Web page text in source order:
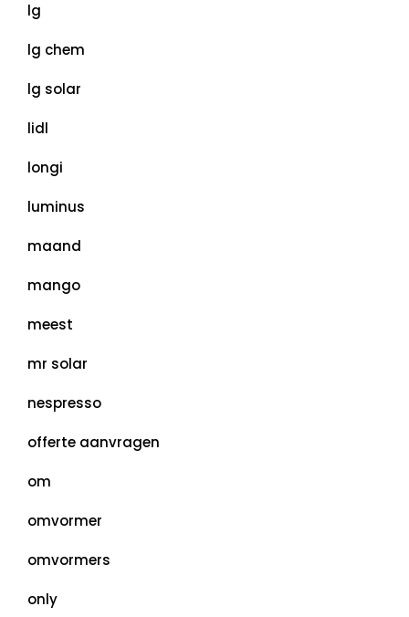
lg
lg chem
lg solar
lidl
longi
luminus
maand
mango
meest
mr solar
nespresso
offerte aanvragen
om
omvormer
omvormers
only